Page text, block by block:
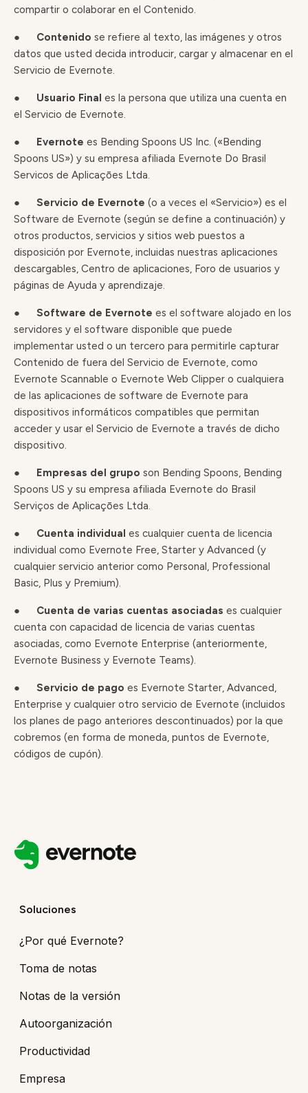
compartir o colaborar en el Contenido.
● Contenido se refiere al texto, las imágenes y otros
datos que usted decida introducir, cargar y almacenar en el
Servicio de Evernote.
● Usuario Final es la persona que utiliza una cuenta en
el Servicio de Evernote.
● Evernote es Bending Spoons US Inc. («Bending
Spoons US») y su empresa afiliada Evernote Do Brasil
Servicos de Aplicaçōes Ltda.
● Servicio de Evernote (o a veces el «Servicio») es el
Software de Evernote (según se define a continuación) y
otros productos, servicios y sitios web puestos a
disposición por Evernote, incluidas nuestras aplicaciones
descargables, Centro de aplicaciones, Foro de usuarios y
páginas de Ayuda y aprendizaje.
● Software de Evernote es el software alojado en los
servidores y el software disponible que puede
implementar usted o un tercero para permitirle capturar
Contenido de fuera del Servicio de Evernote, como
Evernote Scannable o Evernote Web Clipper o cualquiera
de las aplicaciones de software de Evernote para
dispositivos informáticos compatibles que permitan
acceder y usar el Servicio de Evernote a través de dicho
dispositivo.
● Empresas del grupo son Bending Spoons, Bending
Spoons US y su empresa afiliada Evernote do Brasil
Serviços de Aplicaçōes Ltda.
● Cuenta individual es cualquier cuenta de licencia
individual como Evernote Free, Starter y Advanced (y
cualquier servicio anterior como Personal, Professional
Basic, Plus y Premium).
● Cuenta de varias cuentas asociadas es cualquier
cuenta con capacidad de licencia de varias cuentas
asociadas, como Evernote Enterprise (anteriormente,
Evernote Business y Evernote Teams).
● Servicio de pago es Evernote Starter, Advanced,
Enterprise y cualquier otro servicio de Evernote (incluidos
los planes de pago anteriores descontinuados) por la que
cobremos (en forma de moneda, puntos de Evernote,
códigos de cupón).
Soluciones
¿Por qué Evernote?
Toma de notas
Notas de la versión
Autoorganización
Productividad
Empresa